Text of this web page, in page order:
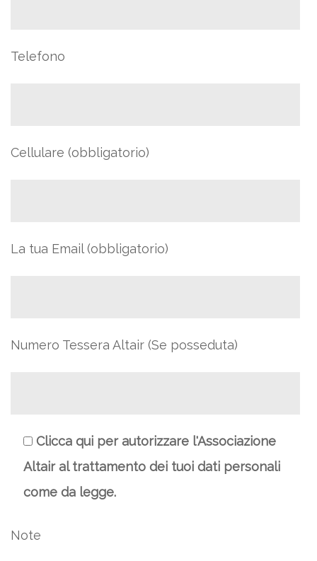
Telefono
Cellulare (obbligatorio)
La tua Email (obbligatorio)
Numero Tessera Altair (Se posseduta)
Clicca qui per autorizzare l'Associazione
Altair al trattamento dei tuoi dati personali
come da legge.
Note